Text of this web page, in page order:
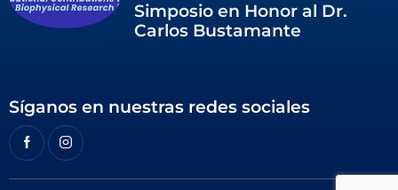
Simposio en Honor al Dr.
Carlos Bustamante
Síganos en nuestras redes sociales